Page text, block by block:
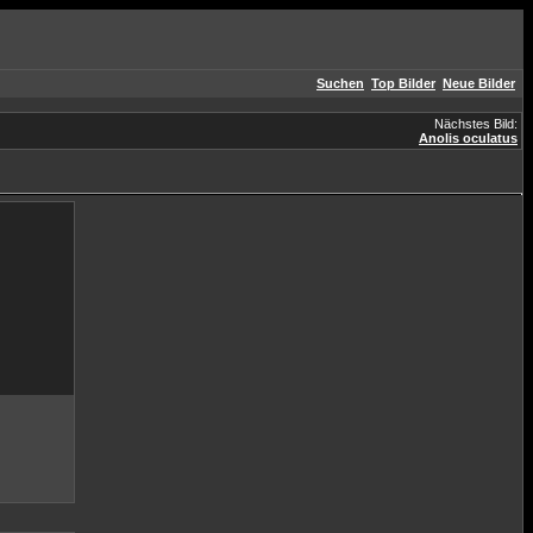
Suchen Top Bilder Neue Bilder
Nächstes Bild:
Anolis oculatus